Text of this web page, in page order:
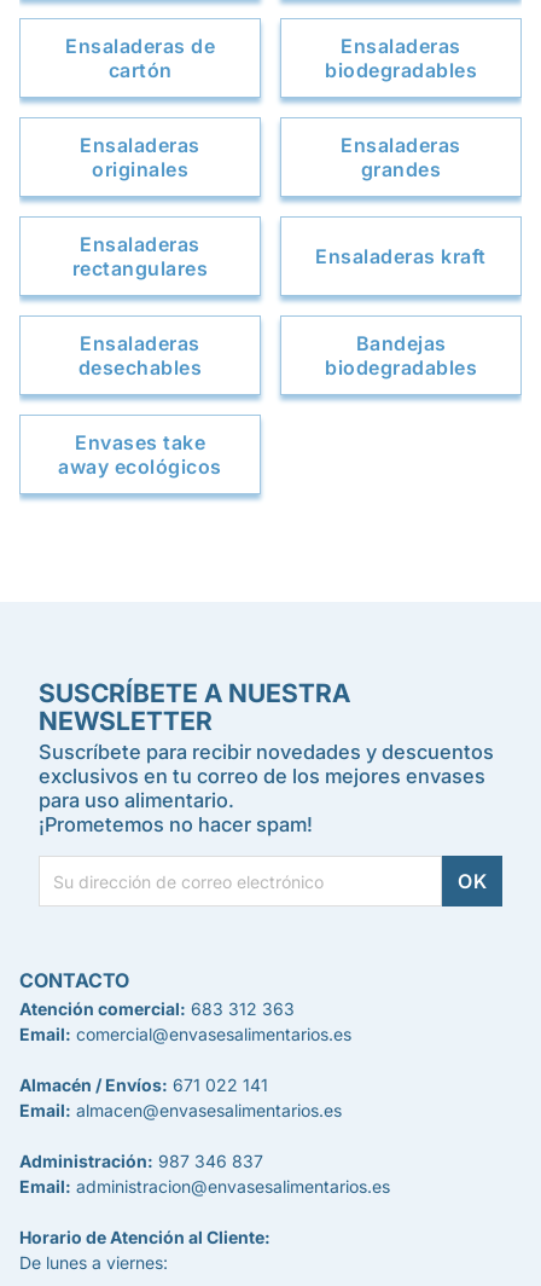
Ensaladeras de
cartón
Ensaladeras
biodegradables
Ensaladeras
originales
Ensaladeras
grandes
Ensaladeras
rectangulares
Ensaladeras kraft
Ensaladeras
desechables
Bandejas
biodegradables
Envases take
away ecológicos
SUSCRÍBETE A NUESTRA
NEWSLETTER
Suscríbete para recibir novedades y descuentos
exclusivos en tu correo de los mejores envases
para uso alimentario.
¡Prometemos no hacer spam!
CONTACTO
Atención comercial: 683 312 363
Email: comercial@envasesalimentarios.es
Almacén / Envíos: 671 022 141
Email: almacen@envasesalimentarios.es
Administración: 987 346 837
Email: administracion@envasesalimentarios.es
Horario de Atención al Cliente:
De lunes a viernes: